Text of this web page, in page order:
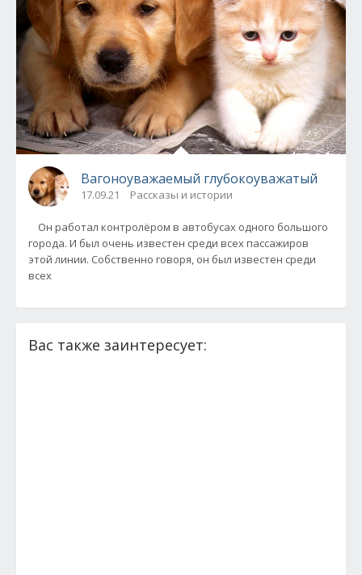
Вагоноуважаемый глубокоуважатый
17.09.21 Рассказы и истории
города. И был очень известен среди всех пассажиров
этой линии. Собственно говоря, он был известен среди
всех
Вас также заинтересует: